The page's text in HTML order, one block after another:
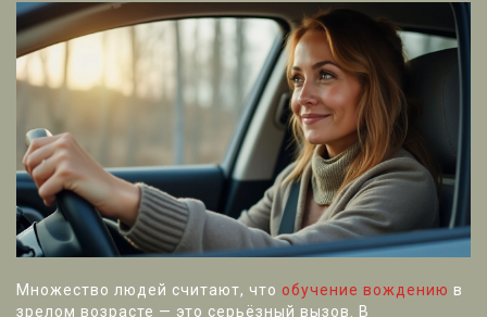
Множество людей считают, что обучение вождению в
зрелом возрасте — это серьёзный вызов. В